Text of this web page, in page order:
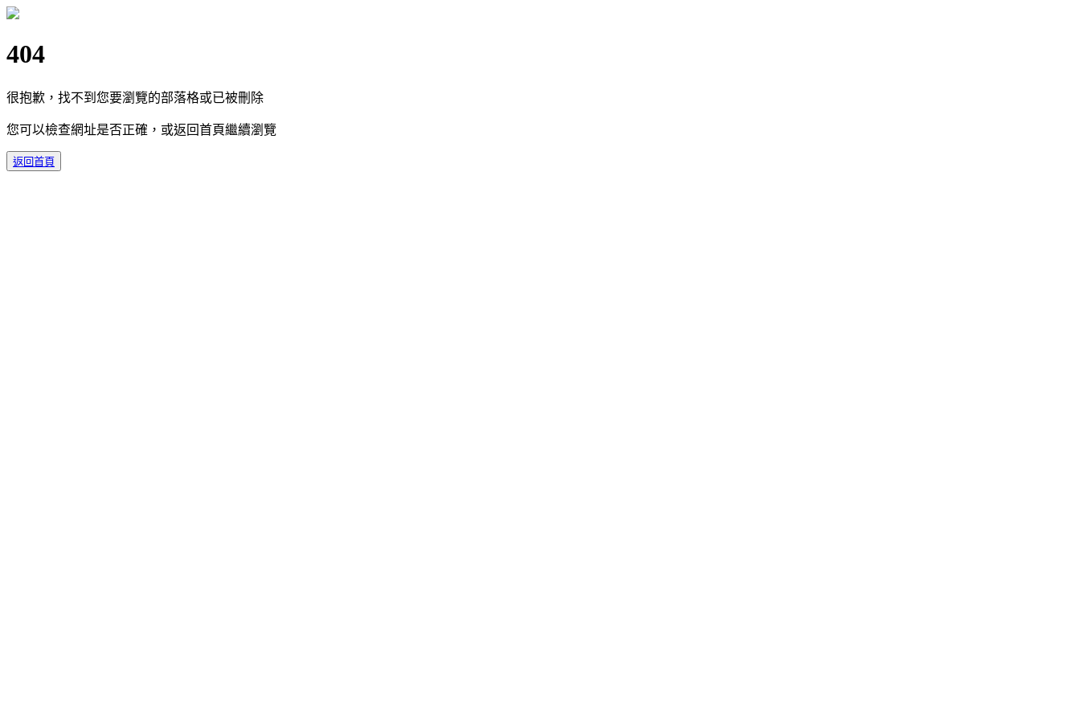
404
很抱歉，找不到您要瀏覽的部落格或已被刪除
您可以檢查網址是否正確，或返回首頁繼續瀏覽
返回首頁